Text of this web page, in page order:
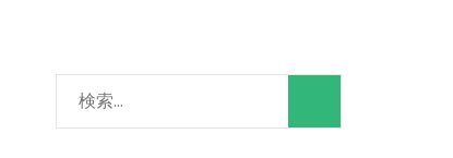
検
索: